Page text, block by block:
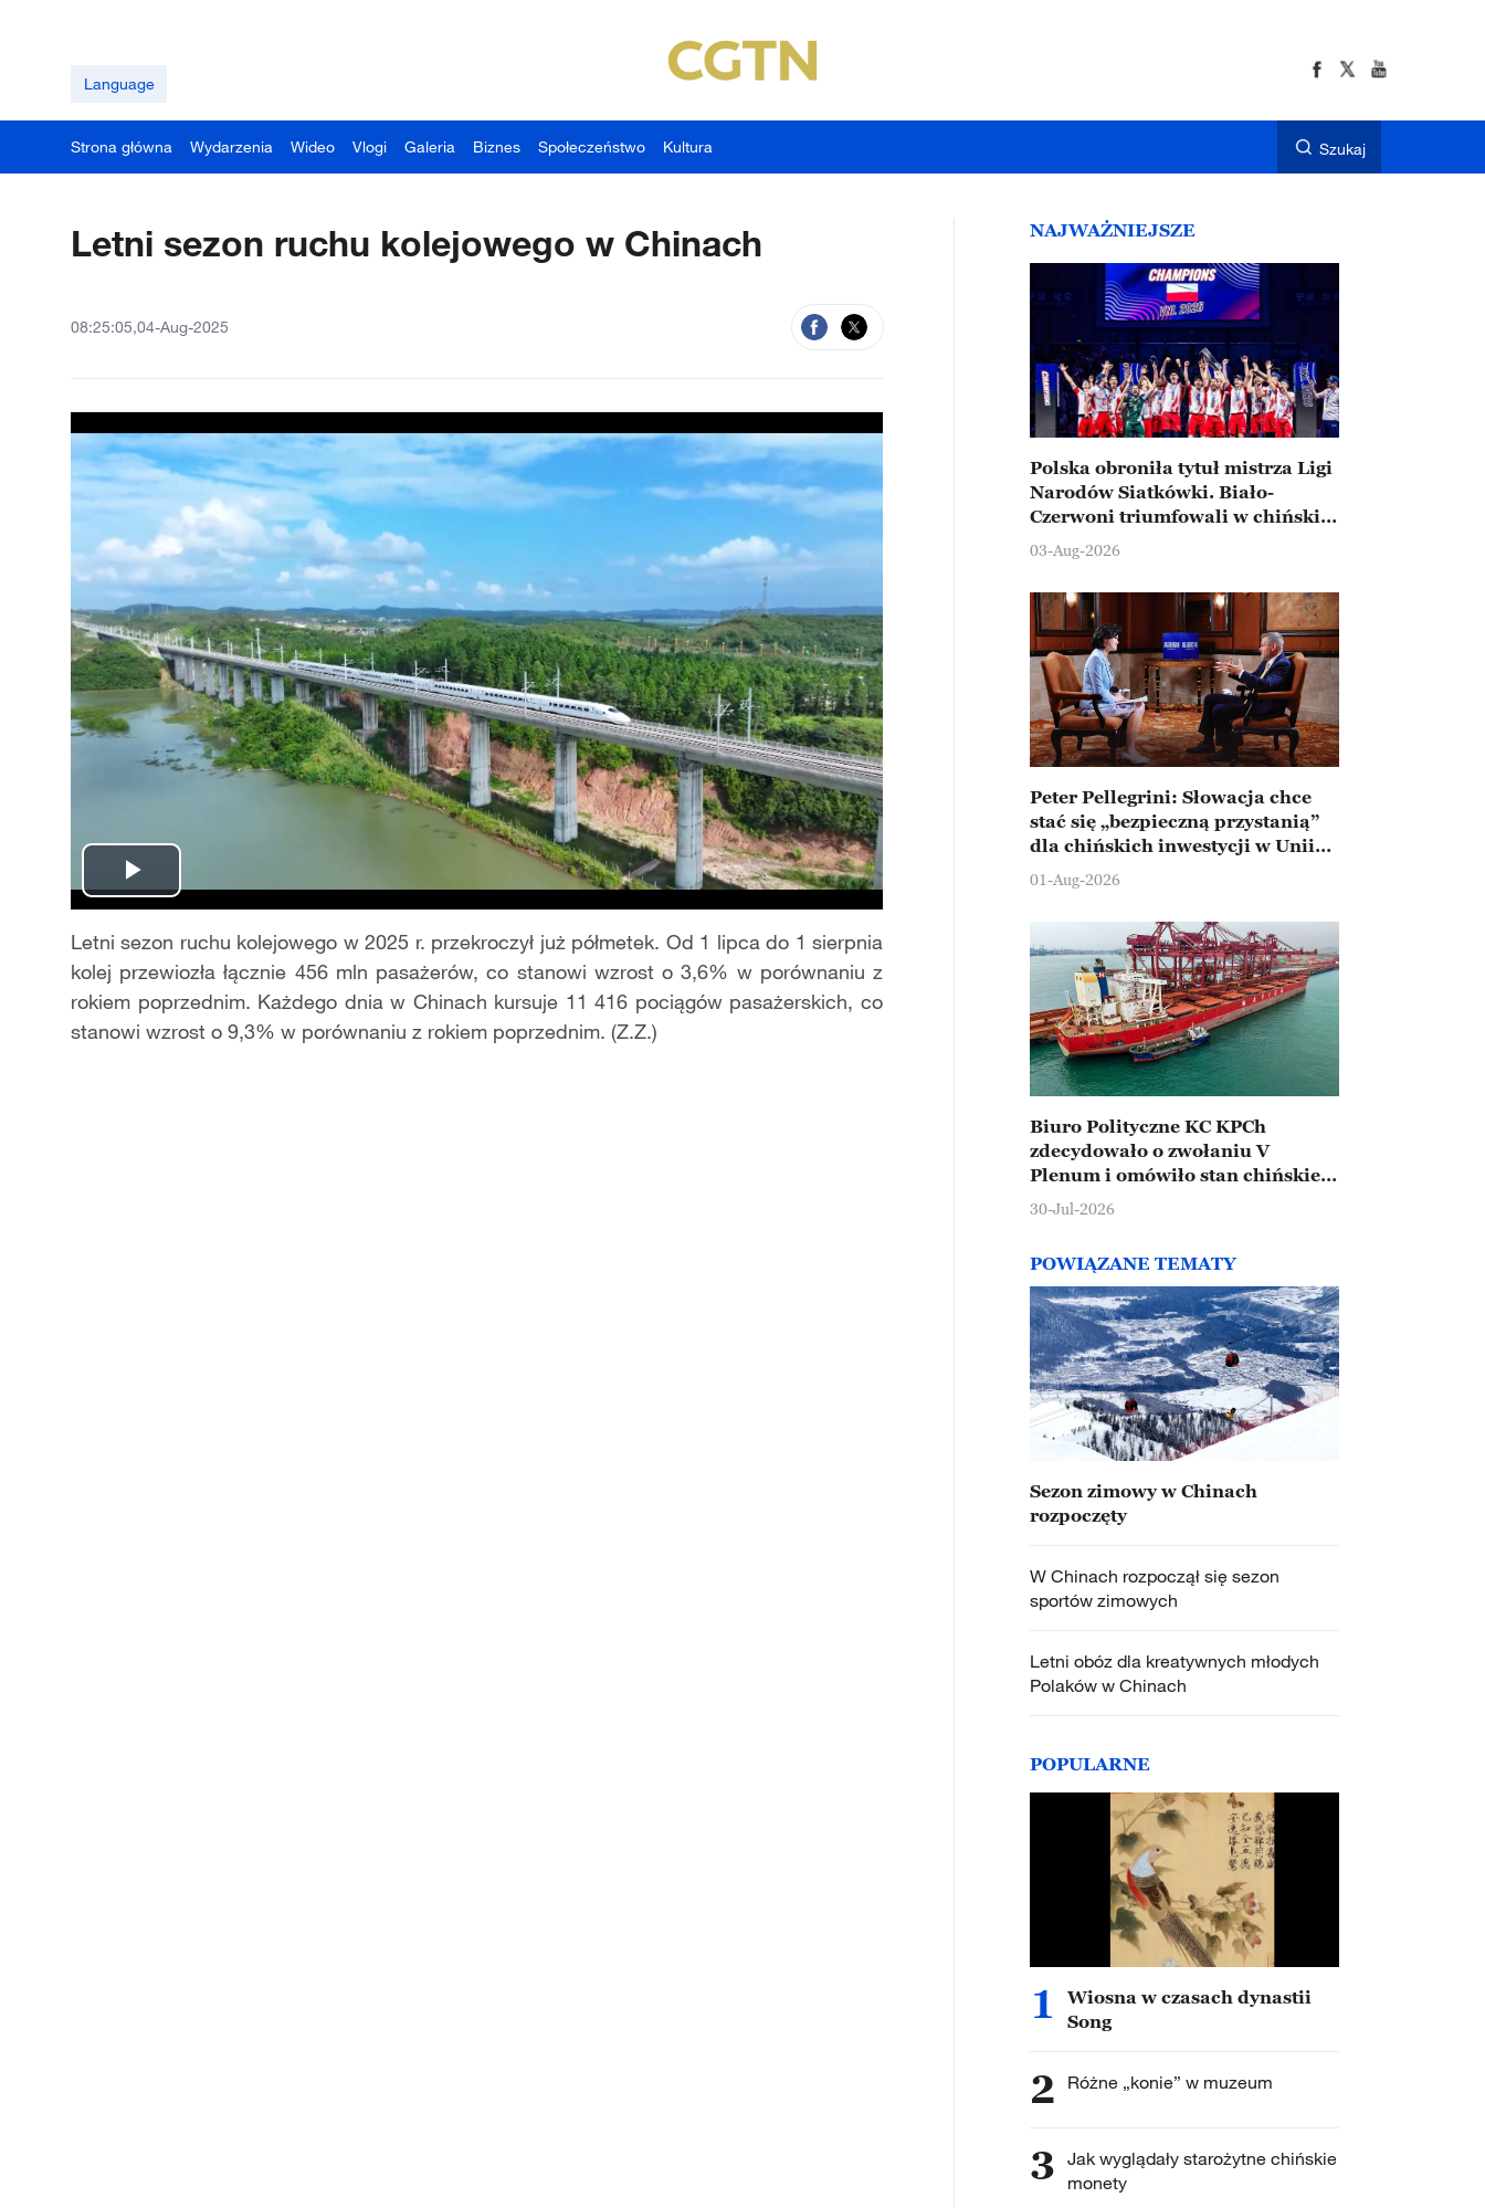
Language
Strona główna Wydarzenia Wideo Vlogi Galeria Biznes Społeczeństwo Kultura Szukaj
Letni sezon ruchu kolejowego w Chinach
08:25:05,04-Aug-2025
Play
Video
Letni sezon ruchu kolejowego w 2025 r. przekroczył już półmetek. Od 1 lipca do 1 sierpnia
kolej przewiozła łącznie 456 mln pasażerów, co stanowi wzrost o 3,6% w porównaniu z
rokiem poprzednim. Każdego dnia w Chinach kursuje 11 416 pociągów pasażerskich, co
stanowi wzrost o 9,3% w porównaniu z rokiem poprzednim. (Z.Z.)
NAJWAŻNIEJSZE
Polska obroniła tytuł mistrza Ligi
Narodów Siatkówki. Biało-
Czerwoni triumfowali w chińskim
Ningbo
03-Aug-2026
Peter Pellegrini: Słowacja chce
stać się „bezpieczną przystanią”
dla chińskich inwestycji w Unii
Europejskiej
01-Aug-2026
Biuro Polityczne KC KPCh
zdecydowało o zwołaniu V
Plenum i omówiło stan chińskiej
gospodarki
30-Jul-2026
POWIĄZANE TEMATY
Sezon zimowy w Chinach
rozpoczęty
W Chinach rozpoczął się sezon
sportów zimowych
Letni obóz dla kreatywnych młodych
Polaków w Chinach
POPULARNE
1
Wiosna w czasach dynastii
Song
2 Różne „konie” w muzeum
3 Jak wyglądały starożytne chińskie
monety